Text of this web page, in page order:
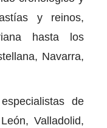
y reinos,
hasta los
Navarra,
de
Valladolid,